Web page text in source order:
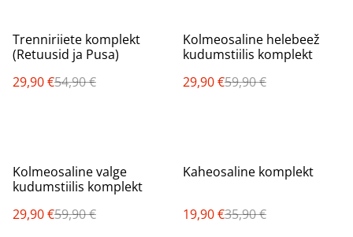
%
Trenniriiete komplekt
(Retuusid ja Pusa)
29,90 €54,90 €
%
Kolmeosaline helebeež
kudumstiilis komplekt
29,90 €59,90 €
%
Kolmeosaline valge
kudumstiilis komplekt
29,90 €59,90 €
%
Kaheosaline komplekt
19,90 €35,90 €